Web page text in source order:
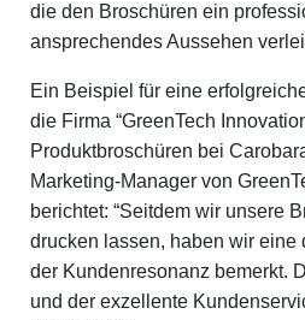
die den Broschüren ein
ansprechendes Aussehen
Ein Beispiel für eine
die Firma “GreenTech
Produktbroschüren bei
Marketing-Manager von
berichtet: “Seitdem wir unsere
drucken lassen, haben wir eine
der Kundenresonanz bemerkt.
und der exzellente